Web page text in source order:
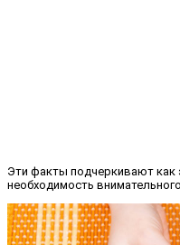
Эти факты подчеркивают как
необходимость